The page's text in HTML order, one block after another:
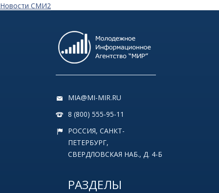
Новости СМИ2
MIA@MI-MIR.RU
8 (800) 555-95-11
РОССИЯ, САНКТ-
ПЕТЕРБУРГ,
СВЕРДЛОВСКАЯ НАБ., Д. 4-Б
РАЗДЕЛЫ